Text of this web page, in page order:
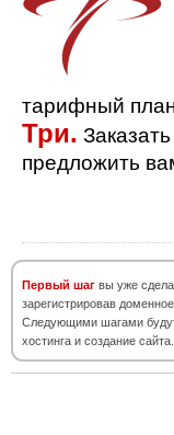
тарифный план
Три.
предложить
Первый шаг вы уже
зарегистрировав
Следующими шагами
хостинга и создание сайта.